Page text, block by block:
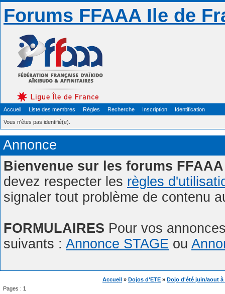
Forums FFAAA Ile de
Accueil Liste des membres Règles Recherche Inscription Identification
Vous n'êtes pas identifié(e).
Annonce
Bienvenue sur les forums FFAAA
devez respecter les règles
signaler tout problème de contenu
FORMULAIRES Pour vos
suivants : Annonce STAGE ou
Accueil » Dojos d'ETE » Dojo d'été juin/aout à
Pages : 1